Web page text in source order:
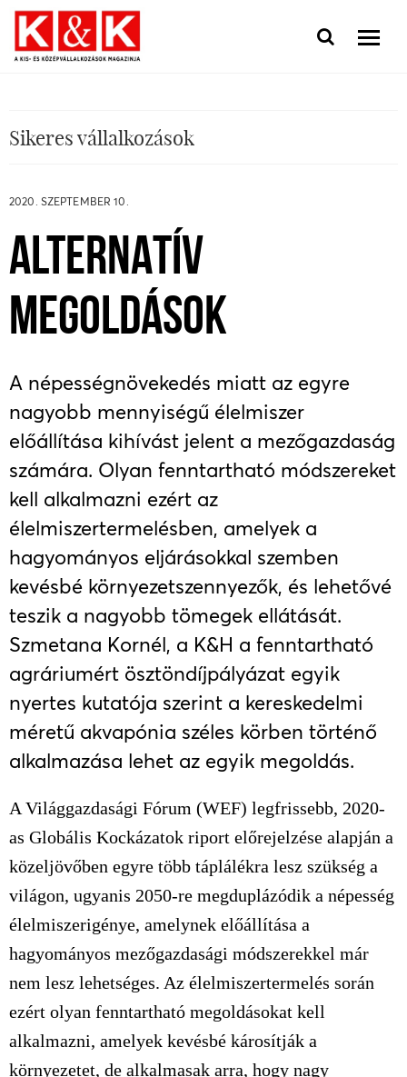
Sikeres vállalkozások
2020. SZEPTEMBER 10.
ALTERNATÍV
MEGOLDÁSOK
A népességnövekedés miatt az egyre
nagyobb mennyiségű élelmiszer
előállítása kihívást jelent a mezőgazdaság
számára. Olyan fenntartható módszereket
kell alkalmazni ezért az
élelmiszertermelésben, amelyek a
hagyományos eljárásokkal szemben
kevésbé környezetszennyezők, és lehetővé
teszik a nagyobb tömegek ellátását.
Szmetana Kornél, a K&H a fenntartható
agráriumért ösztöndíjpályázat egyik
nyertes kutatója szerint a kereskedelmi
méretű akvapónia széles körben történő
alkalmazása lehet az egyik megoldás.
A Világgazdasági Fórum (WEF) legfrissebb, 2020-
as Globális Kockázatok riport előrejelzése alapján a
közeljövőben egyre több táplálékra lesz szükség a
világon, ugyanis 2050-re megduplázódik a népesség
élelmiszerigénye, amelynek előállítása a
hagyományos mezőgazdasági módszerekkel már
nem lesz lehetséges. Az élelmiszertermelés során
ezért olyan fenntartható megoldásokat kell
alkalmazni, amelyek kevésbé károsítják a
környezetet, de alkalmasak arra, hogy nagy